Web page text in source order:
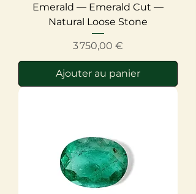
Emerald — Emerald Cut —
Natural Loose Stone
Prix
3 750,00 €
Ajouter au panier